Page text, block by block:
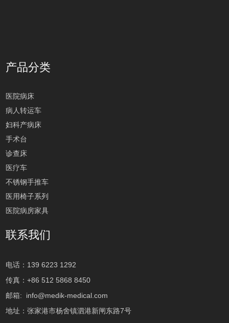
产品分类
医院病床
病人转运车
妇科产病床
手术台
诊查床
医疗车
不锈钢手推车
医用椅子系列
医院病房家具
联系我们
电话：139 6223 1292
传真：+86 512 5868 8450
邮箱: info@medik-medical.com
地址：张家港市杨舍镇泗港新闸东路7号